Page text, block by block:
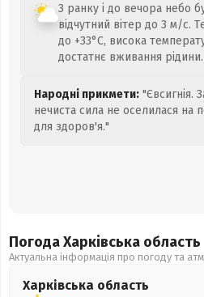
З ранку і до вечора небо
відчутний вітер до 3 м/с.
до +33°C, висока
достатнє вживання рідини.
Народні прикмети: "Євсигнія.
нечиста сила не оселилася на
для здоров'я."
Погода Харківська область
Актуальна інформація про погоду та
Харківська область